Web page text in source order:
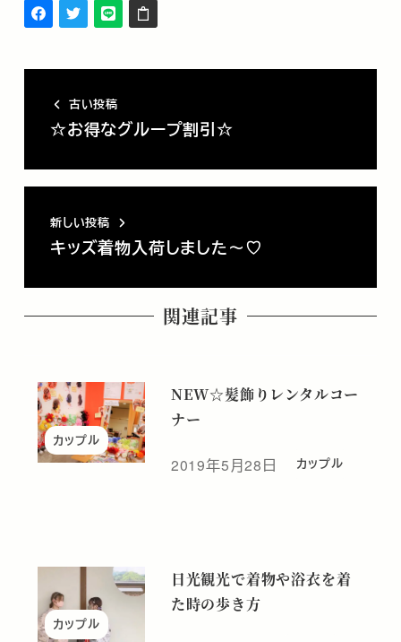
古い投稿
☆お得なグループ割引☆
新しい投稿
キッズ着物入荷しました～♡
関連記事
カップル
NEW☆髪飾りレンタルコー
ナー
投稿日
2019年5月28日 カップル
カップル
日光観光で着物や浴衣を着
た時の歩き方